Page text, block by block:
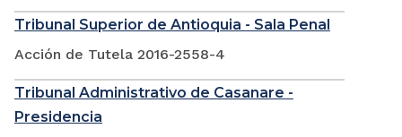
Tribunal Superior de Antioquia - Sala Penal
Acción de Tutela 2016-2558-4
Tribunal Administrativo de Casanare -
Presidencia